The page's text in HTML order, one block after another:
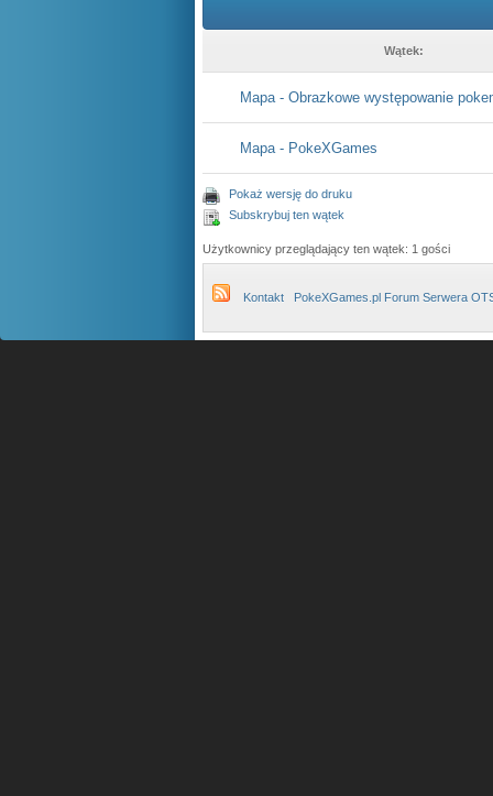
Wątek:
Mapa - Obrazkowe występowanie
Mapa - PokeXGames
Pokaż wersję do druku
Subskrybuj ten wątek
Użytkownicy przeglądający ten wątek: 1 gości
Kontakt PokeXGames.pl Forum Serwera